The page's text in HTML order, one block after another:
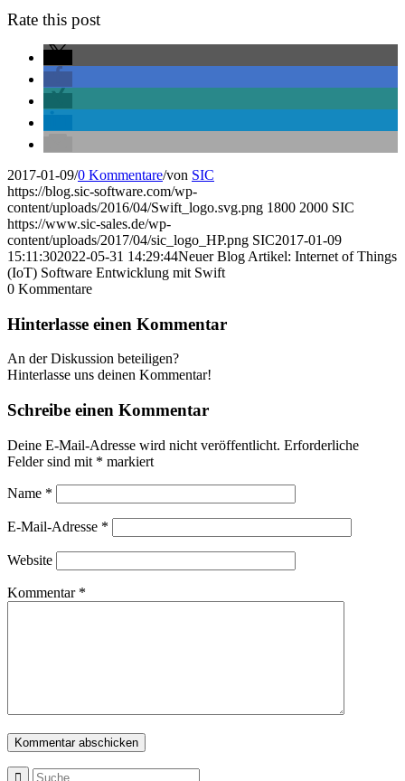
Rate this post
2017-01-09/0 Kommentare/von SIC
https://blog.sic-software.com/wp-
content/uploads/2016/04/Swift_logo.svg.png 1800 2000 SIC
https://www.sic-sales.de/wp-
content/uploads/2017/04/sic_logo_HP.png SIC2017-01-09
15:11:302022-05-31 14:29:44Neuer Blog Artikel: Internet of Things
(IoT) Software Entwicklung mit Swift
0 Kommentare
Hinterlasse einen Kommentar
An der Diskussion beteiligen?
Hinterlasse uns deinen Kommentar!
Schreibe einen Kommentar
Deine E-Mail-Adresse wird nicht veröffentlicht. Erforderliche
Felder sind mit * markiert
Name *
E-Mail-Adresse *
Website
Kommentar *